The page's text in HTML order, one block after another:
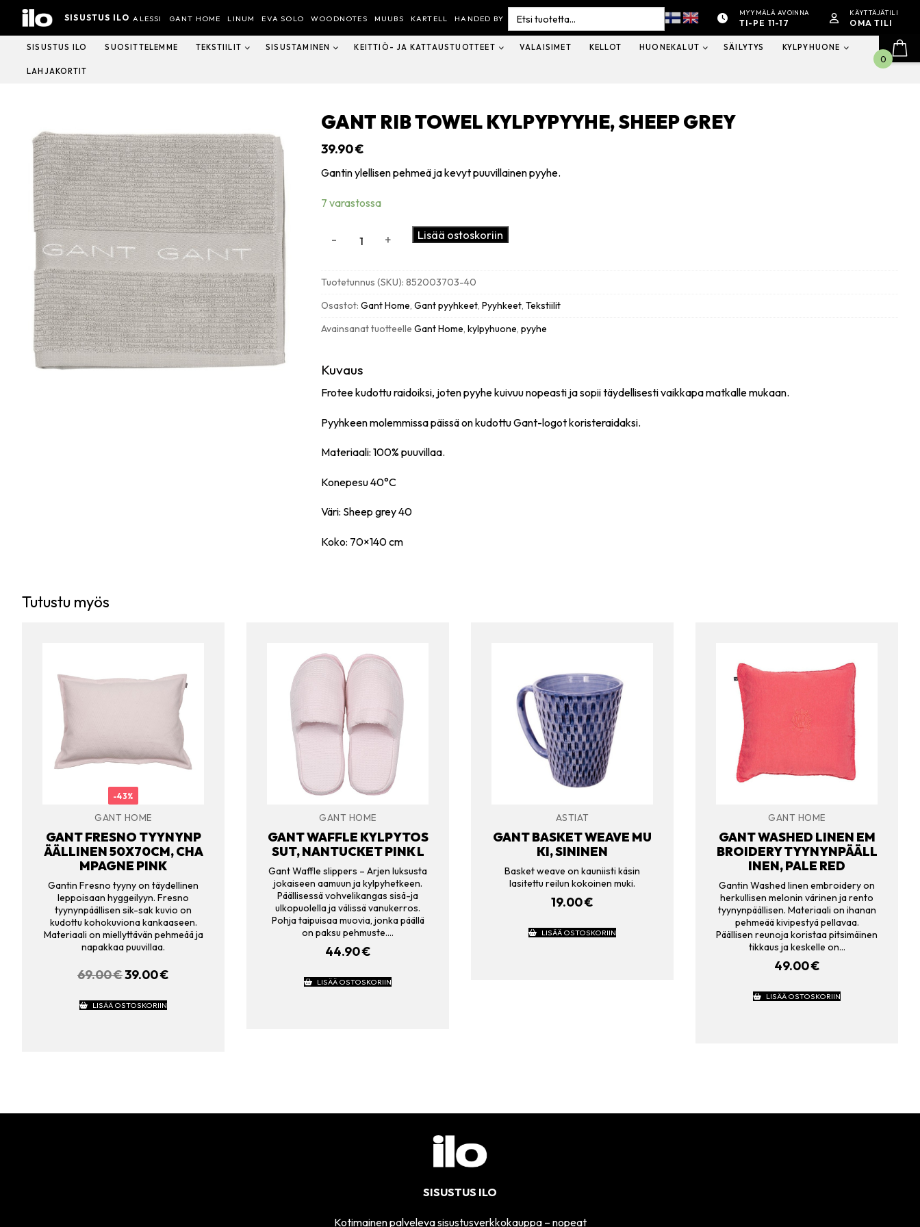
Hyppää
sisältöön
SISUSTUS ILO ALESSI GANT HOME LINUM EVA SOLO WOODNOTES MUUBS KARTELL HANDED BY
Search
for:
MYYMÄLÄ AVOINNA
TI-PE 11-17
KÄYTTÄJÄTILI
OMA TILI
SISUSTUS ILO SUOSITTELEMME TEKSTIILIT SISUSTAMINEN KEITTIÖ- JA KATTAUSTUOTTEET VALAISIMET KELLOT HUONEKALUT SÄILYTYS KYLPYHUONE
LAHJAKORTIT
GANT RIB TOWEL KYLPYPYYHE, SHEEP GREY
39.90€
Gantin ylellisen pehmeä ja kevyt puuvillainen pyyhe.
7 varastossa
sheep
grey
- + Lisää ostoskoriin
Tuotetunnus (SKU):852003703-40
Osastot:Gant Home,Gant pyyhkeet,Pyyhkeet,Tekstiilit
Avainsanat tuotteelleGant Home,kylpyhuone,pyyhe
Kuvaus
Frotee kudottu raidoiksi, joten pyyhe kuivuu nopeasti ja sopii täydellisesti vaikkapa matkalle mukaan.
Pyyhkeen molemmissa päissä on kudottu Gant-logot koristeraidaksi.
Materiaali: 100% puuvillaa.
Konepesu 40°C
Väri: Sheep grey 40
Koko: 70×140 cm
Tutustu myös
-43%
GANT HOME
GANT FRESNO TYYNYNP
ÄÄLLINEN 50X70CM, CHA
MPAGNE PINK
Gantin Fresno tyyny on täydellinen
leppoisaan hyggeilyyn. Fresno
tyynynpäällisen sik-sak kuvio on
kudottu kohokuviona kankaaseen.
Materiaali on miellyttävän pehmeää ja
napakkaa puuvillaa.
69.00€ALKUPERÄINEN
OLI:
69.00 €.
39.00€
LISÄÄ OSTOSKORIIN
GANT HOME
GANT WAFFLE KYLPYTOS
SUT, NANTUCKET PINK L
Gant Waffle slippers – Arjen luksusta
jokaiseen aamuun ja kylpyhetkeen.
Päällisessä vohvelikangas sisä-ja
ulkopuolella ja välissä vanukerros.
Pohja taipuisaa muovia, jonka päällä
on paksu pehmuste.…
44.90€
LISÄÄ OSTOSKORIIN
ASTIAT
GANT BASKET WEAVE MU
KI, SININEN
Basket weave on kauniisti käsin
lasitettu reilun kokoinen muki.
19.00€
LISÄÄ OSTOSKORIIN
GANT HOME
GANT WASHED LINEN EM
BROIDERY TYYNYNPÄÄLL
INEN, PALE RED
Gantin Washed linen embroidery on
herkullisen melonin värinen ja rento
tyynynpäällisen. Materiaali on ihanan
pehmeää kivipestyä pellavaa.
Päällisen reunoja koristaa pitsimäinen
tikkaus ja keskelle on…
49.00€
LISÄÄ OSTOSKORIIN
SISUSTUS ILO
Kotimainen palveleva sisustusverkkokauppa – nopeat
0